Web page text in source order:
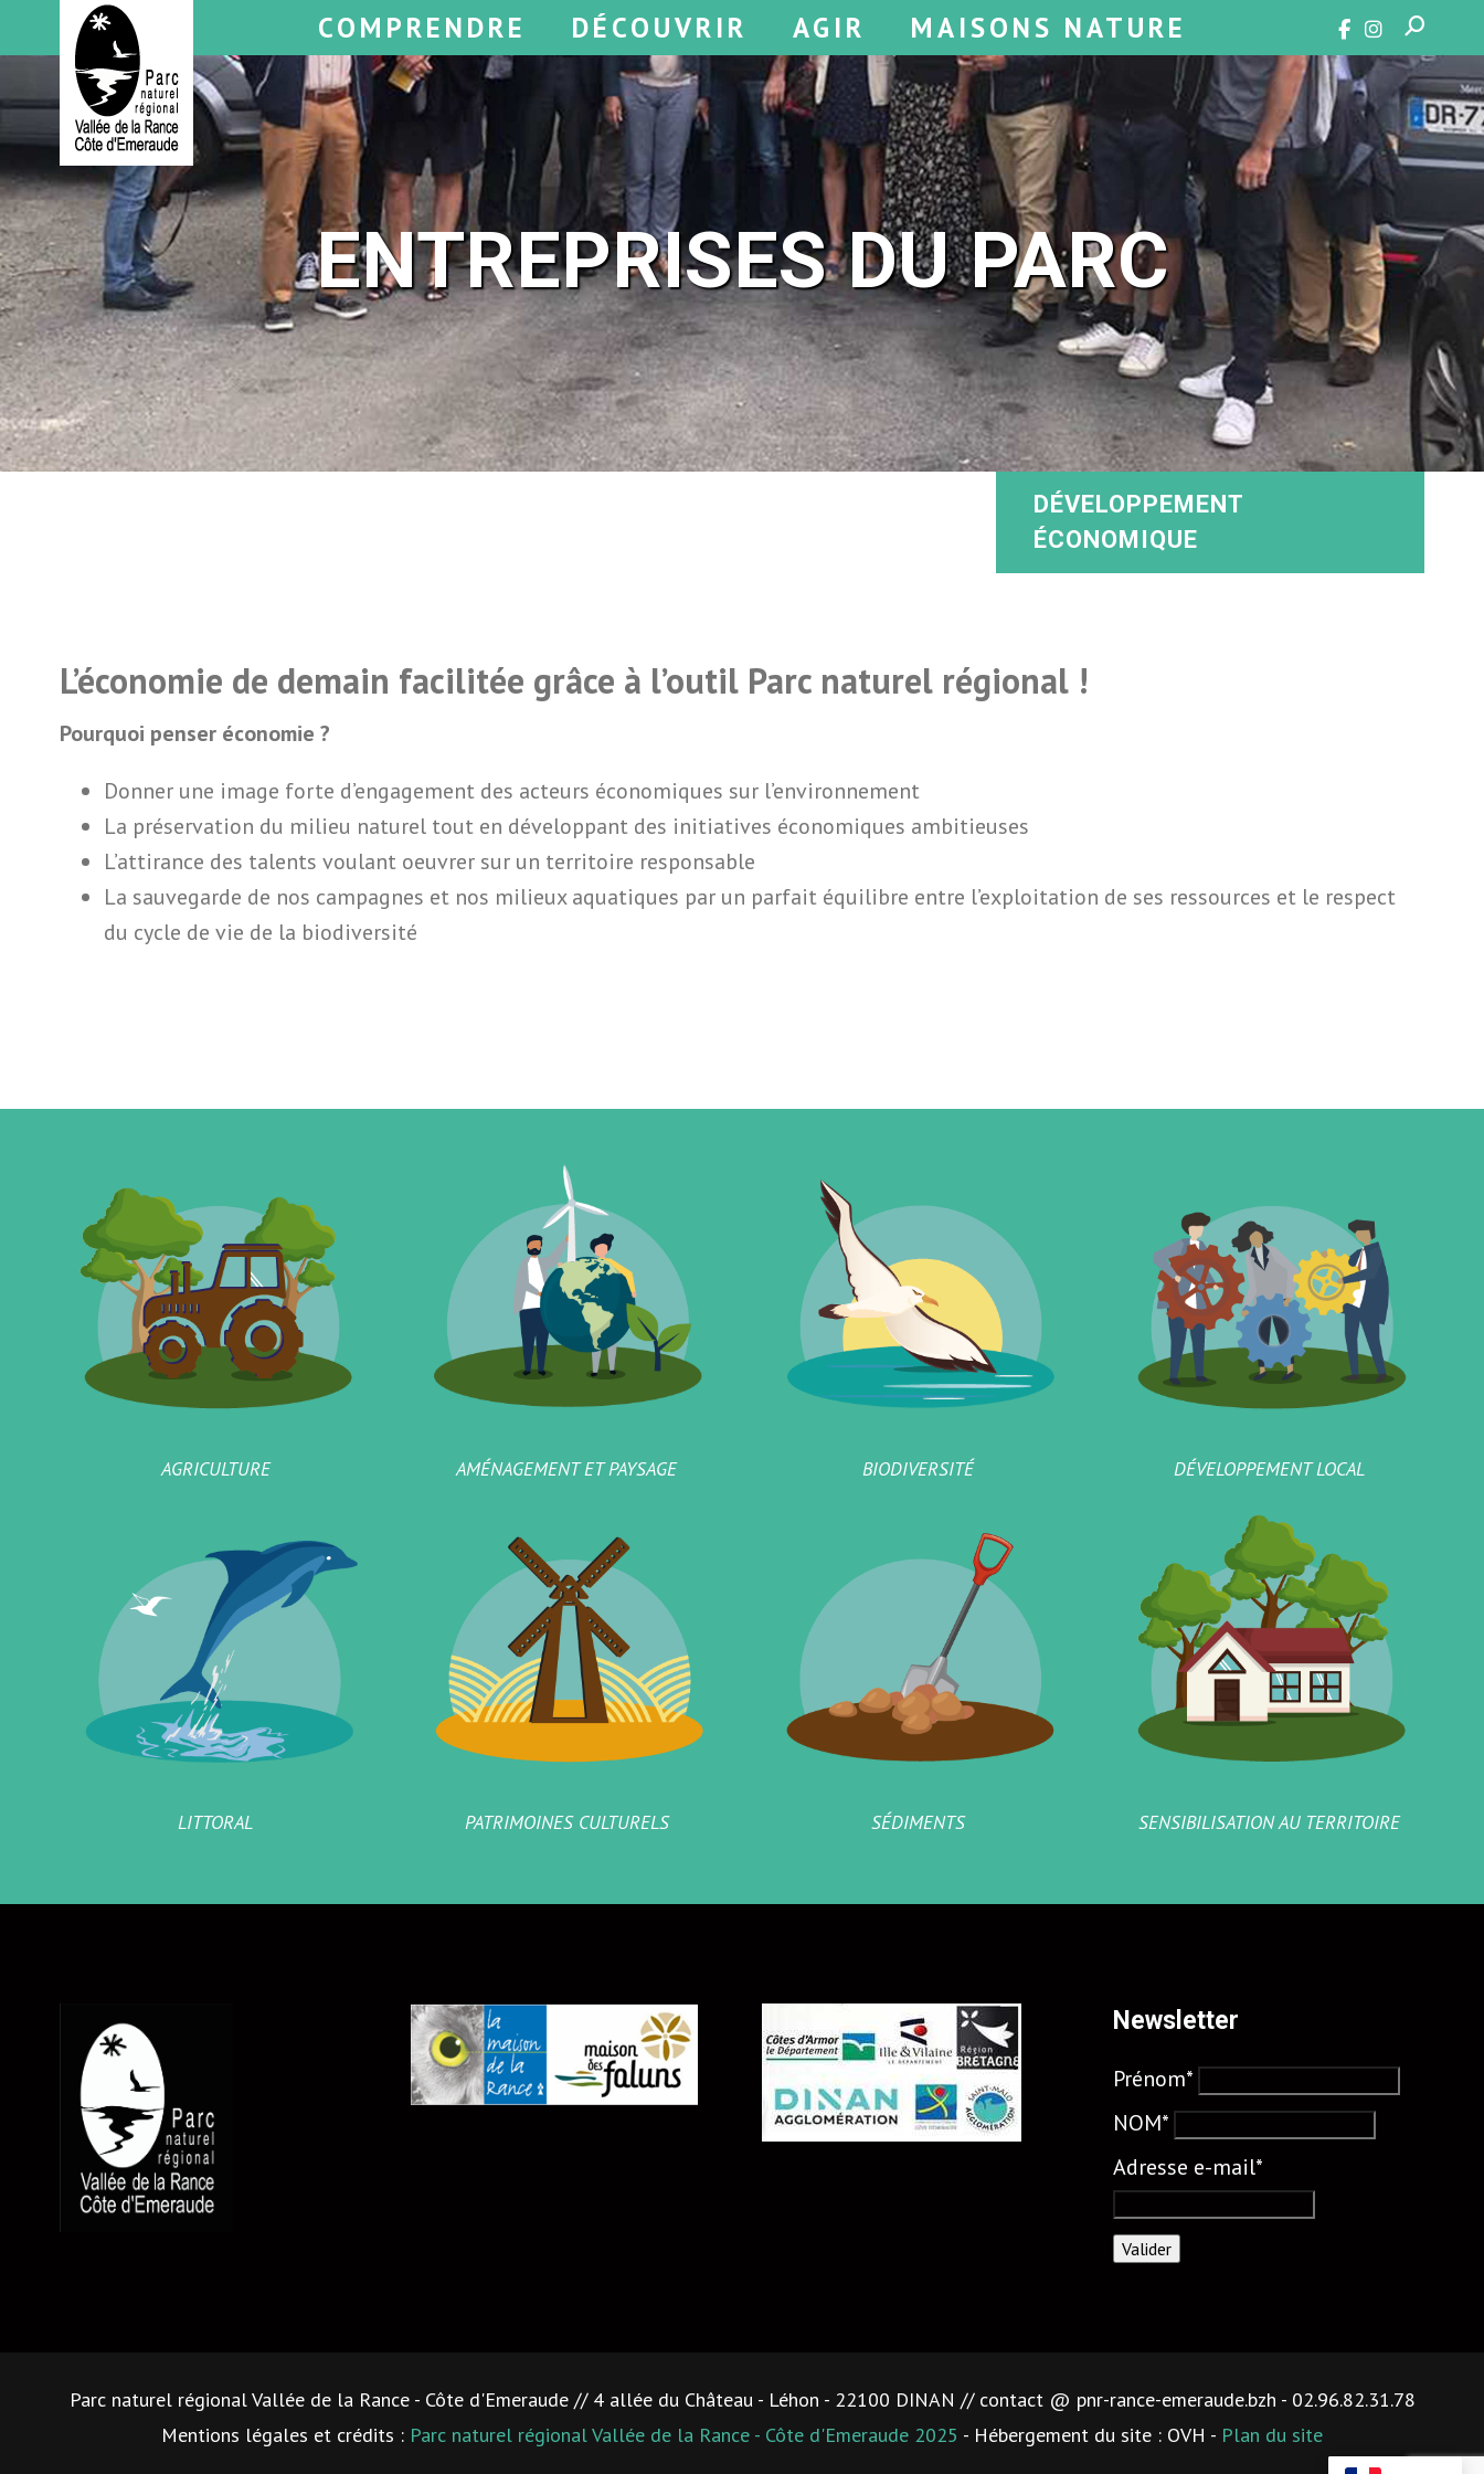
COMPRENDRE DÉCOUVRIR AGIR MAISONS NATURE
ENTREPRISES DU PARC
DÉVELOPPEMENT
ÉCONOMIQUE
L’économie de demain facilitée grâce à l’outil Parc naturel régional !
Pourquoi penser économie ?
Donner une image forte d’engagement des acteurs économiques sur l’environnement
La préservation du milieu naturel tout en développant des initiatives économiques ambitieuses
L’attirance des talents voulant oeuvrer sur un territoire responsable
La sauvegarde de nos campagnes et nos milieux aquatiques par un parfait équilibre entre l’exploitation de ses ressources et le respect
du cycle de vie de la biodiversité
AGRICULTURE
LITTORAL
AMÉNAGEMENT ET PAYSAGE
PATRIMOINES CULTURELS
BIODIVERSITÉ
SÉDIMENTS
DÉVELOPPEMENT LOCAL
SENSIBILISATION AU TERRITOIRE
Newsletter
Prénom*
NOM*
Adresse e-mail*
Parc naturel régional Vallée de la Rance - Côte d'Emeraude // 4 allée du Château - Léhon - 22100 DINAN // contact @ pnr-rance-emeraude.bzh - 02.96.82.31.78
Mentions légales et crédits : Parc naturel régional Vallée de la Rance - Côte d'Emeraude 2025 - Hébergement du site : OVH - Plan du site